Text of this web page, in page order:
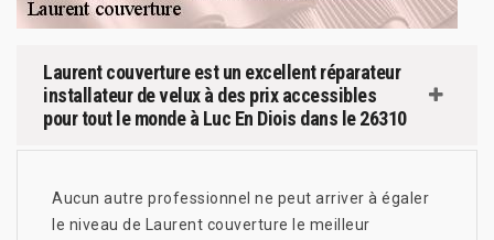
Laurent couverture est un excellent réparateur
installateur de velux à des prix accessibles
pour tout le monde à Luc En Diois dans le 26310
Aucun autre professionnel ne peut arriver à égaler
le niveau de Laurent couverture le meilleur